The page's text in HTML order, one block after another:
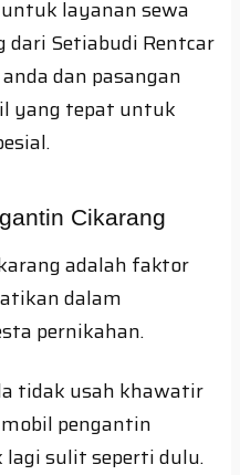
layanan sewa
dari Setiabudi Rentcar
dan pasangan
yang tepat untuk
Cikarang
adalah faktor
dalam
pernikahan.
tidak usah khawatir
pengantin
lagi sulit seperti dulu.